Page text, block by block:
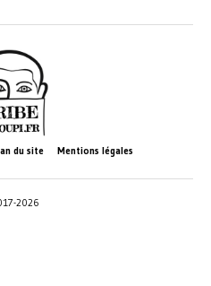
du site Mentions légales
2026